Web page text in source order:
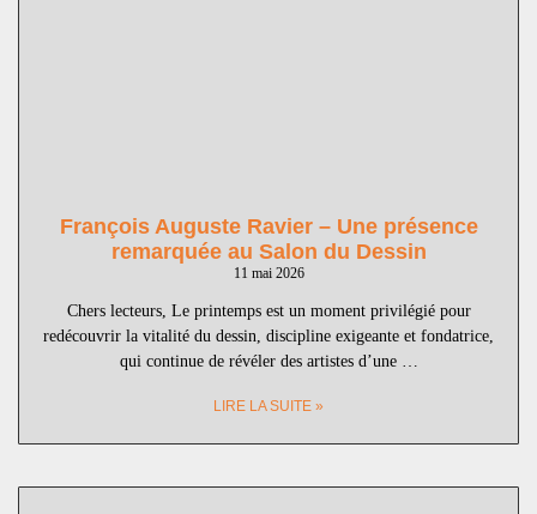
François Auguste Ravier – Une présence
remarquée au Salon du Dessin
11 mai 2026
Chers lecteurs, Le printemps est un moment privilégié pour
redécouvrir la vitalité du dessin, discipline exigeante et fondatrice,
qui continue de révéler des artistes d’une …
LIRE LA SUITE »